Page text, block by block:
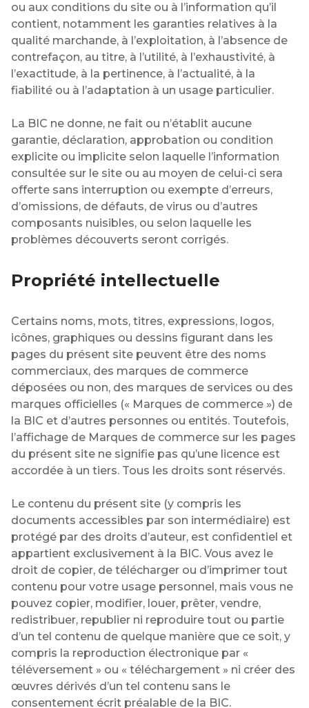
ou aux conditions du site ou à l’information qu’il
contient, notamment les garanties relatives à la
qualité marchande, à l’exploitation, à l’absence de
contrefaçon, au titre, à l’utilité, à l’exhaustivité, à
l’exactitude, à la pertinence, à l’actualité, à la
fiabilité ou à l’adaptation à un usage particulier.
La BIC ne donne, ne fait ou n’établit aucune
garantie, déclaration, approbation ou condition
explicite ou implicite selon laquelle l’information
consultée sur le site ou au moyen de celui-ci sera
offerte sans interruption ou exempte d’erreurs,
d’omissions, de défauts, de virus ou d’autres
composants nuisibles, ou selon laquelle les
problèmes découverts seront corrigés.
Propriété intellectuelle
Certains noms, mots, titres, expressions, logos,
icônes, graphiques ou dessins figurant dans les
pages du présent site peuvent être des noms
commerciaux, des marques de commerce
déposées ou non, des marques de services ou des
marques officielles (« Marques de commerce ») de
la BIC et d’autres personnes ou entités. Toutefois,
l’affichage de Marques de commerce sur les pages
du présent site ne signifie pas qu’une licence est
accordée à un tiers. Tous les droits sont réservés.
Le contenu du présent site (y compris les
documents accessibles par son intermédiaire) est
protégé par des droits d’auteur, est confidentiel et
appartient exclusivement à la BIC. Vous avez le
droit de copier, de télécharger ou d’imprimer tout
contenu pour votre usage personnel, mais vous ne
pouvez copier, modifier, louer, prêter, vendre,
redistribuer, republier ni reproduire tout ou partie
d’un tel contenu de quelque manière que ce soit, y
compris la reproduction électronique par «
téléversement » ou « téléchargement » ni créer des
œuvres dérivés d’un tel contenu sans le
consentement écrit préalable de la BIC.